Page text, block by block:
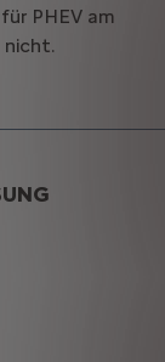
PHEV am
nicht.